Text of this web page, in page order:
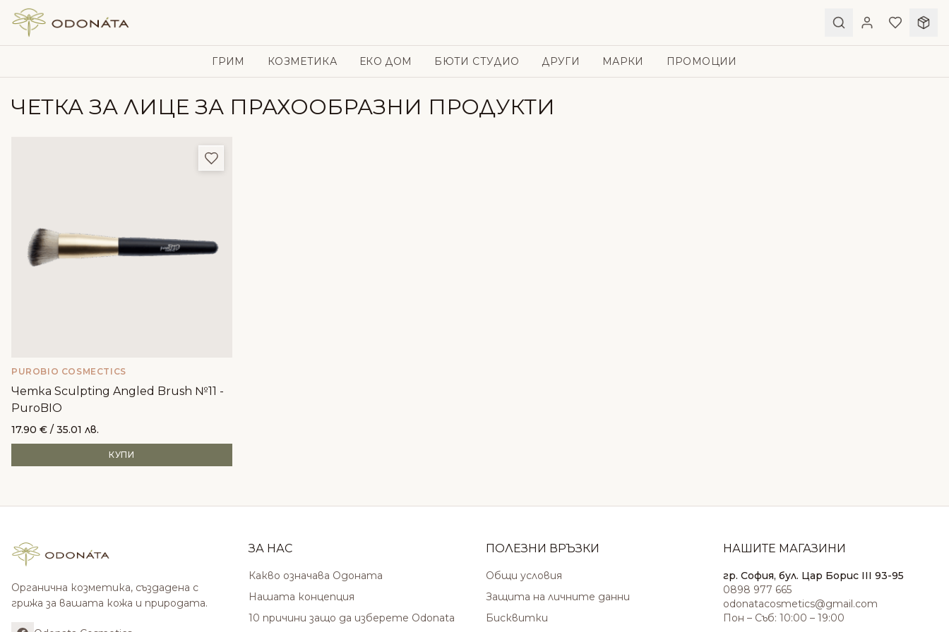
Skip to content
ГРИМ КОЗМЕТИКА ЕКО ДОМ БЮТИ СТУДИО ДРУГИ МАРКИ ПРОМОЦИИ
ЧЕТКА ЗА ЛИЦЕ ЗА ПРАХООБРАЗНИ ПРОДУКТИ
Добави в любими
PUROBIO COSMECTICS
Четка Sculpting Angled Brush №11 -
PuroBIO
17.90 € / 35.01 лв.
КУПИ
Органична козметика, създадена с
грижа за вашата кожа и природата.
ЗА НАС
Какво означава Одоната
Нашата концепция
10 причини защо да изберете Odonata
ПОЛЕЗНИ ВРЪЗКИ
Общи условия
Защита на личните данни
Бисквитки
НАШИТЕ МАГАЗИНИ
гр. София, бул. Цар Борис III 93-95
0898 977 665
odonatacosmetics@gmail.com
Пон – Съб: 10:00 – 19:00